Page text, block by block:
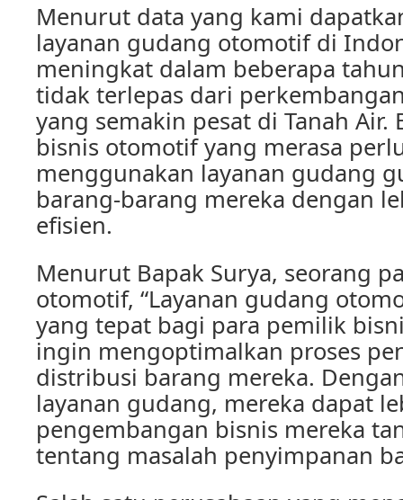
Menurut data yang kami
layanan gudang otomotif di
meningkat dalam beberapa
tidak terlepas dari
yang semakin pesat di Tanah Air.
bisnis otomotif yang merasa
menggunakan layanan gudang
barang-barang mereka dengan
efisien.
Menurut Bapak Surya, seorang
otomotif, “Layanan gudang
yang tepat bagi para pemilik
ingin mengoptimalkan proses
distribusi barang mereka.
layanan gudang, mereka dapat
pengembangan bisnis mereka
tentang masalah penyimpanan